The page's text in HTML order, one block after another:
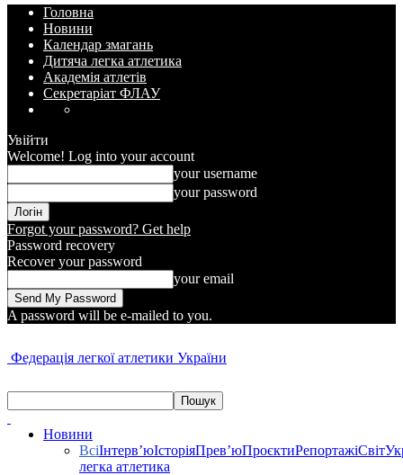
Головна
Новини
Календар змагань
Дитяча легка атлетика
Академія атлетів
Секретаріат ФЛАУ
Увійти
Welcome! Log into your account
your username
your password
Forgot your password? Get help
Password recovery
Recover your password
your email
A password will be e-mailed to you.
Федерація легкої атлетики України
Новини
ВсіІнтерв’юІсторіяПрев’юПроєктиРепортажіСвіт
легка атлетика